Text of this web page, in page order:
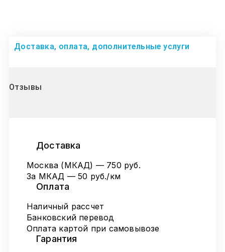
Доставка, оплата, дополнительные услуги
Отзывы
Доставка
Москва (МКАД) — 750 руб.
За МКАД — 50 руб./км
Оплата
Наличный рассчет
Банковский перевод
Оплата картой при самовывозе
Гарантия